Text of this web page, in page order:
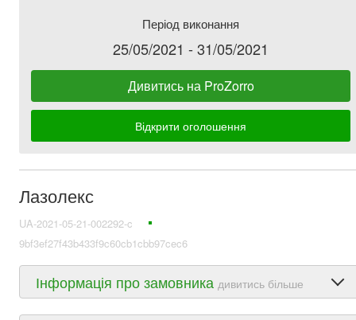
Період виконання
25/05/2021 - 31/05/2021
Дивитись на ProZorro
Відкрити оголошення
Лазолекс
UA-2021-05-21-002292-c
9bf3ef27f43b433f9c60cb1cbb97cec6
Інформація про замовника дивитись більше